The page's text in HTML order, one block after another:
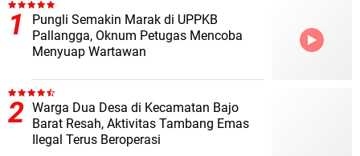
Pungli Semakin Marak di UPPKB
Pallangga, Oknum Petugas Mencoba
Menyuap Wartawan
Warga Dua Desa di Kecamatan Bajo
Barat Resah, Aktivitas Tambang Emas
Ilegal Terus Beroperasi